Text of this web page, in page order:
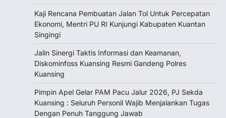
Kaji Rencana Pembuatan Jalan Tol Untuk Percepatan
Ekonomi, Mentri PU RI Kunjungi Kabupaten Kuantan
Singingi
Jalin Sinergi Taktis Informasi dan Keamanan,
Diskominfoss Kuansing Resmi Gandeng Polres
Kuansing
Pimpin Apel Gelar PAM Pacu Jalur 2026, PJ Sekda
Kuansing : Seluruh Personil Wajib Menjalankan Tugas
Dengan Penuh Tanggung Jawab